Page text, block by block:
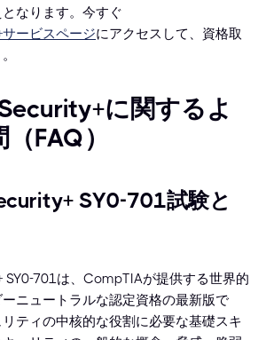
なります。今すぐ
ービスページにアクセスして、資格取
に関するよ
FAQ）
SY0-701試験と
701は、CompTIAが提供する世界的
ニュートラルな認定資格の最新版で
ティの中核的な役割に必要な基礎スキ